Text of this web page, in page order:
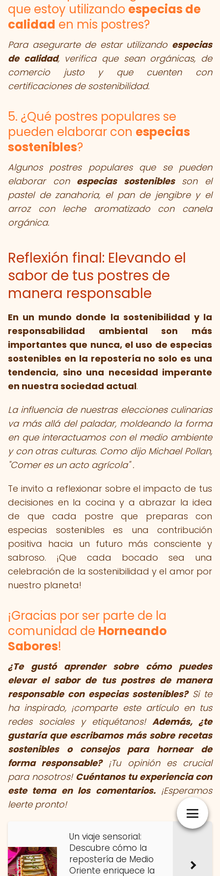
que estoy utilizando especias de
calidad en mis postres?
Para asegurarte de estar utilizando especias
de calidad, verifica que sean orgánicas, de
comercio justo y que cuenten con
certificaciones de sostenibilidad.
5. ¿Qué postres populares se
pueden elaborar con especias
sostenibles?
Algunos postres populares que se pueden
elaborar con especias sosteniblesson el
pastel de zanahoria, el pan de jengibre y el
arroz con leche aromatizado con canela
orgánica.
Reflexión final: Elevando el
sabor de tus postres de
manera responsable
En un mundo donde la sostenibilidad y la
responsabilidad ambiental son más
importantes que nunca, el uso de especias
sostenibles en la repostería no solo es una
tendencia, sino una necesidad imperante
en nuestra sociedad actual.
La influencia de nuestras elecciones culinarias
va más allá del paladar, moldeando la forma
en que interactuamos con el medio ambiente
y con otras culturas. Como dijo Michael Pollan,
"Comer es un acto agrícola" .
Te invito a reflexionar sobre el impacto de tus
decisiones en la cocina y a abrazar la idea
de que cada postre que preparas con
especias sostenibles es una contribución
positiva hacia un futuro más consciente y
sabroso. ¡Que cada bocado sea una
celebración de la sostenibilidad y el amor por
nuestro planeta!
¡Gracias por ser parte de la
comunidad de Horneando
Sabores!
¿Te gustó aprender sobre cómo puedes
elevar el sabor de tus postres de manera
responsable con especias sostenibles?Si te
ha inspirado, ¡comparte este artículo en tus
redes sociales y etiquétanos! Además, ¿te
gustaría que escribamos más sobre recetas
sostenibles o consejos para hornear de
forma responsable?¡Tu opinión es crucial
para nosotros! Cuéntanos tu experiencia con
este tema en los comentarios.¡Esperamos
leerte pronto!
Un viaje sensorial:
Descubre cómo la
repostería de Medio
Oriente enriquece la